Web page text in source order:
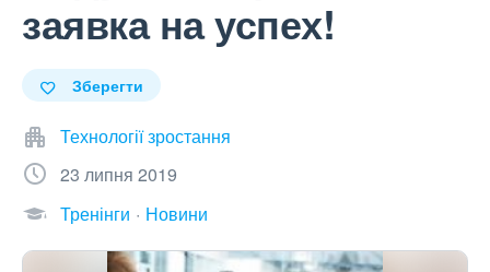
заявка на успех!
Зберегти
Технології зростання
23 липня 2019
Тренінги
Новини